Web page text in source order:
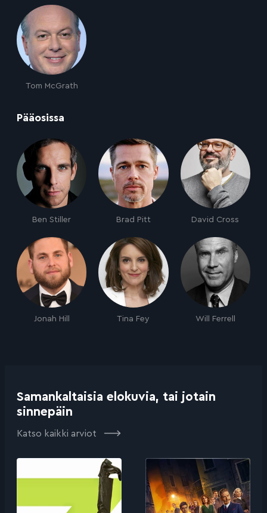
Tom McGrath
Pääosissa
Ben Stiller Brad Pitt David Cross
Jonah Hill Tina Fey Will Ferrell
Samankaltaisia elokuvia, tai jotain
sinnepäin
Katso kaikki arviot